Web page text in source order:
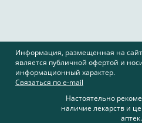
Информация, размещенная на
является публичной офертой и
информационный характер.
Связаться по e-mail
Настоятельно
наличие лекарств и
аптек.